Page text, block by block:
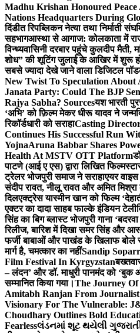
Madhu Krishan Honoured Peace
Nations Headquarters During
दिंडीत रिपब्लिकन नेत्या तथा निर्माती
सहभागआस्था से आगाज: कोलकाता में
विन्ध्यवासिनी दरबार पहुंचे कुलदीप मैती,
शोध” की शूटिंग जुलाई के आखिर में शुरू
सबसे ज्यादा देखे जाने वाला डिजिटल
New Twist To Speculation
Janata Party: Could The BJP
Rajya Sabha? Sourcesयश भारती
‘अभि’ को फ़िल्म मेकर धीरू यादव ने
रिकॉर्डधारी को सराहाCasting
Continues His Successful Run
YojnaAruna Babbar Shares
Health At MSTV OTT Platform
पाटणे (आई ए एस) द्वारा लिखित
ट्रेलर भोजपुरी समाज ने सराहाएयर
संदीप रावत, नीलू रावत और अमित
दिलएक्ट्रेस यास्मीन खान को फिल्म
एक्टर का दादा साहब फाल्के इंडियन
सिंह का बिग ब्लास्ट भोजपुरी गाना
रिलीज, बारिश में दिखा समर सिंह और
फर्जी बाबाओं और पाखंड के खिलाफ बोले
मार्ग है, चमत्कार का नहींSandip
Film Festival In Kyrgyzstan
– लंदन’ और डॉ. माधुरी पानमंद को ‘बुक
सम्मानित किया गया।The Journey
Amitabh Ranjan From
Visionary For The Vulnerable:
Choudhary Outlines Bold
Fearlessલંડનમાં શૂટ થયેલી